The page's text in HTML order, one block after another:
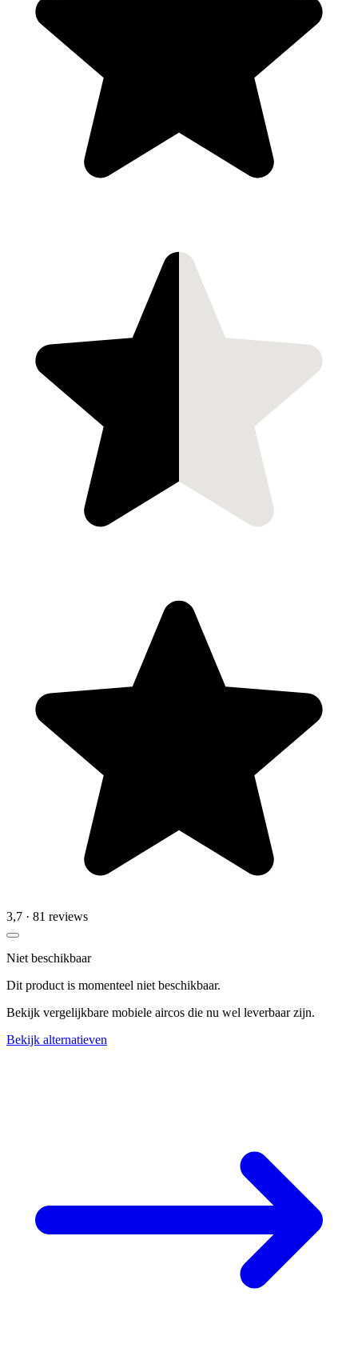
3,7 · 81 reviews
Niet beschikbaar
Dit product is momenteel niet beschikbaar.
Bekijk vergelijkbare mobiele aircos die nu wel leverbaar zijn.
Bekijk alternatieven